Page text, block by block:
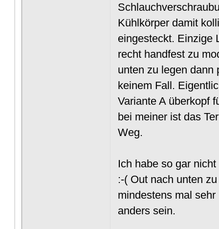
Kühlkörper damit
eingesteckt. Einzige
recht handfest zu
unten zu legen dann
keinem Fall.
Variante A überkopf
bei meiner ist das
Weg.
Ich habe so gar
:-( Out nach unten
mindestens mal
anders sein.